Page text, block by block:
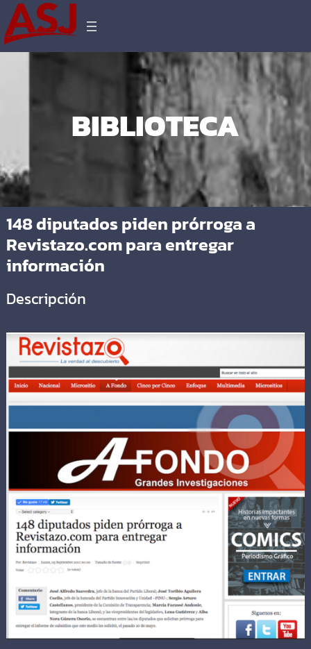
BIBLIOTECA
148 diputados piden prórroga a
Revistazo.com para entregar
información
Descripción